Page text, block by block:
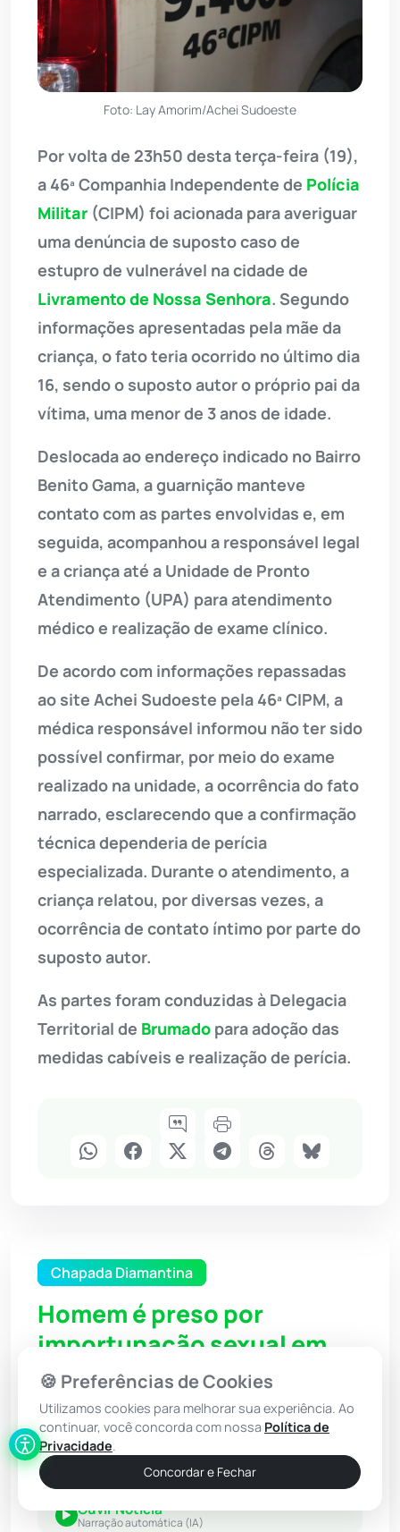
Foto: Lay Amorim/Achei Sudoeste
Por volta de 23h50 desta terça-feira (19),
a 46ª Companhia Independente de Polícia
Militar (CIPM) foi acionada para averiguar
uma denúncia de suposto caso de
estupro de vulnerável na cidade de
Livramento de Nossa Senhora. Segundo
informações apresentadas pela mãe da
criança, o fato teria ocorrido no último dia
16, sendo o suposto autor o próprio pai da
vítima, uma menor de 3 anos de idade.
Deslocada ao endereço indicado no Bairro
Benito Gama, a guarnição manteve
contato com as partes envolvidas e, em
seguida, acompanhou a responsável legal
e a criança até a Unidade de Pronto
Atendimento (UPA) para atendimento
médico e realização de exame clínico.
De acordo com informações repassadas
ao site Achei Sudoeste pela 46ª CIPM, a
médica responsável informou não ter sido
possível confirmar, por meio do exame
realizado na unidade, a ocorrência do fato
narrado, esclarecendo que a confirmação
técnica dependeria de perícia
especializada. Durante o atendimento, a
criança relatou, por diversas vezes, a
ocorrência de contato íntimo por parte do
suposto autor.
As partes foram conduzidas à Delegacia
Territorial de Brumado para adoção das
medidas cabíveis e realização de perícia.
Chapada Diamantina
Homem é preso por
importunação sexual em
Mucugê
14 Mai 2026 / 17:30
Ouvir Notícia
Narração automática (IA)
🍪 Preferências de Cookies
Utilizamos cookies para melhorar sua experiência. Ao
continuar, você concorda com nossa Política de
Privacidade.
Concordar e Fechar